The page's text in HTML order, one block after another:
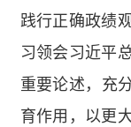
践行正确政绩
习领会习近平
重要论述，充
育作用，以更